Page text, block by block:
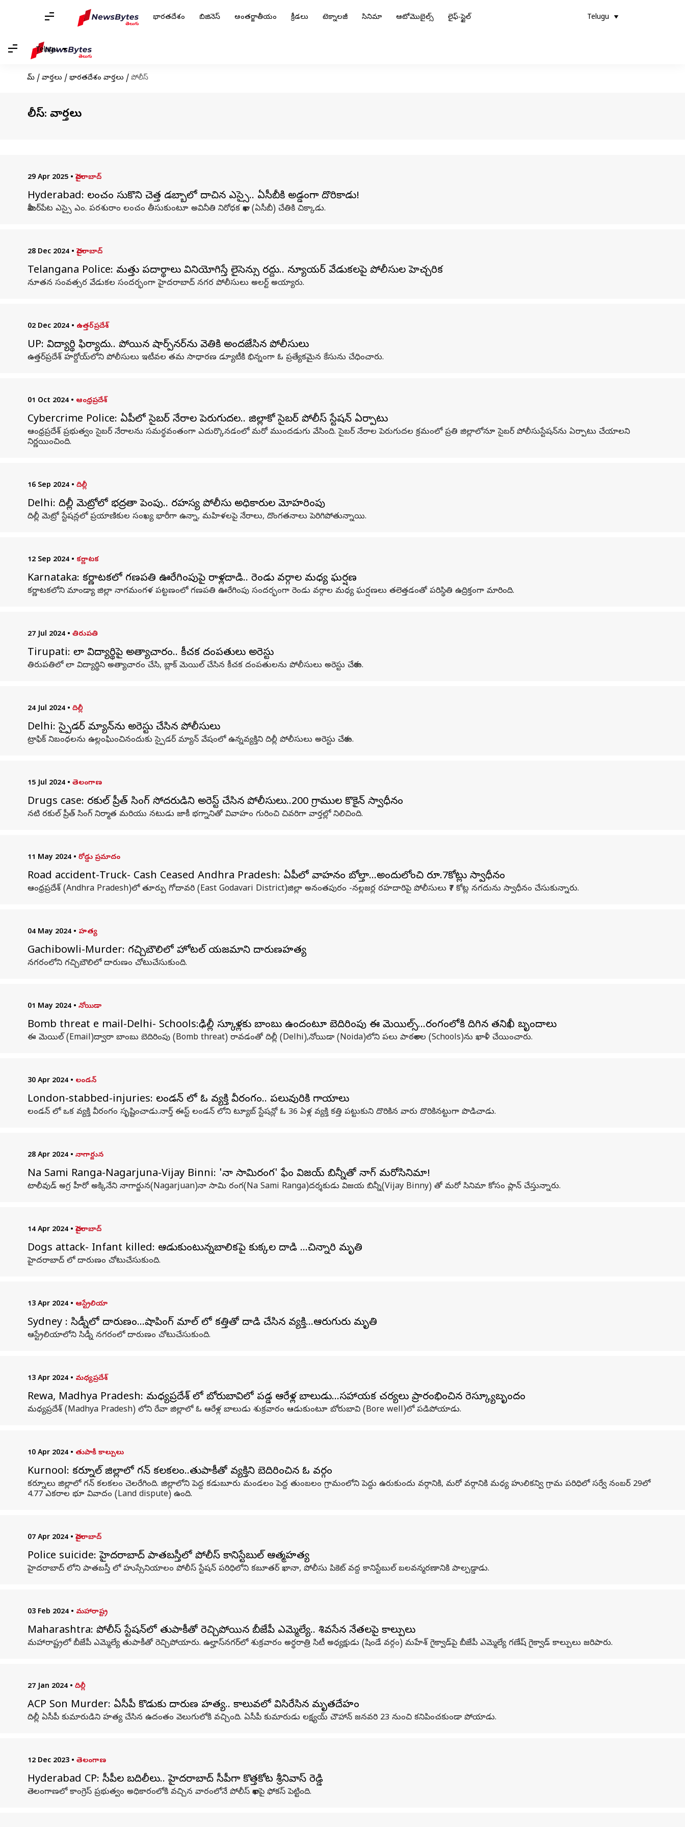
భారతదేశం బిజినెస్ అంతర్జాతీయం క్రీడలు టెక్నాలజీ సినిమా ఆటోమొబైల్స్ లైఫ్-స్టైల్ Telugu
Telugu
హోమ్ / వార్తలు / భారతదేశం వార్తలు / పోలీస్
పోలీస్: వార్తలు
29 Apr 2025 • హైదరాబాద్
Hyderabad: లంచం తీసుకొని చెత్త డబ్బాలో దాచిన ఎస్సై.. ఏసీబీకి అడ్డంగా దొరికాడు!
శామీర్‌పేట ఎస్సై ఎం. పరశురాం లంచం తీసుకుంటూ అవినీతి నిరోధక శాఖ (ఏసీబీ) చేతికి చిక్కాడు.
28 Dec 2024 • హైదరాబాద్
Telangana Police: మత్తు పదార్థాలు వినియోగిస్తే లైసెన్సు రద్దు.. న్యూయర్ వేడుకలపై పోలీసుల హెచ్చరిక
నూతన సంవత్సర వేడుకల సందర్భంగా హైదరాబాద్‌ నగర పోలీసులు అలర్ట్‌ అయ్యారు.
02 Dec 2024 • ఉత్తర్‌ప్రదేశ్
UP: విద్యార్థి ఫిర్యాదు.. పోయిన షార్ప్‌నర్‌ను వెతికి అందజేసిన పోలీసులు
ఉత్తర్‌ప్రదేశ్‌ హర్దోయ్‌లోని పోలీసులు ఇటీవల తమ సాధారణ డ్యూటీకి భిన్నంగా ఓ ప్రత్యేకమైన కేసును చేధించారు.
01 Oct 2024 • ఆంధ్రప్రదేశ్
Cybercrime Police: ఏపీలో సైబర్ నేరాల పెరుగుదల.. జిల్లాకో సైబర్ పోలీస్ స్టేషన్ ఏర్పాటు
ఆంధ్రప్రదేశ్‌ ప్రభుత్వం సైబర్‌ నేరాలను సమర్థవంతంగా ఎదుర్కొనడంలో మరో ముందడుగు వేసింది. సైబర్‌ నేరాల పెరుగుదల క్రమంలో ప్రతి జిల్లాలోనూ సైబర్‌ పోలీసుస్టేషన్‌ను ఏర్పాటు చేయాలని
నిర్ణయించింది.
16 Sep 2024 • దిల్లీ
Delhi: దిల్లీ మెట్రోలో భద్రతా పెంపు.. రహస్య పోలీసు అధికారుల మోహరింపు
దిల్లీ మెట్రో స్టేషన్లలో ప్రయాణికుల సంఖ్య భారీగా ఉన్నా, మహిళలపై నేరాలు, దొంగతనాలు పెరిగిపోతున్నాయి.
12 Sep 2024 • కర్ణాటక
Karnataka: కర్ణాటకలో గణపతి ఊరేగింపుపై రాళ్లదాడి.. రెండు వర్గాల మధ్య ఘర్షణ
కర్ణాటకలోని మాండ్యా జిల్లా నాగమంగళ పట్టణంలో గణపతి ఊరేగింపు సందర్భంగా రెండు వర్గాల మధ్య ఘర్షణలు తలెత్తడంతో పరిస్థితి ఉద్రిక్తంగా మారింది.
27 Jul 2024 • తిరుపతి
Tirupati: లా విద్యార్థిపై అత్యాచారం.. కీచక దంపతులు అరెస్టు
తిరుపతిలో లా విద్యార్థిని అత్యాచారం చేసి, బ్లాక్ మెయిల్ చేసిన కీచక దంపతులను పోలీసులు అరెస్టు చేశారు.
24 Jul 2024 • దిల్లీ
Delhi: స్పైడర్ మ్యాన్‌ను అరెస్టు చేసిన పోలీసులు
ట్రాఫిక్ నిబంధలను ఉల్లంఘించినందుకు స్పైడర్ మ్యాన్ వేషంలో ఉన్నవ్యక్తిని దిల్లీ పోలీసులు అరెస్టు చేశారు.
15 Jul 2024 • తెలంగాణ
Drugs case: రకుల్ ప్రీత్ సింగ్ సోదరుడిని అరెస్ట్ చేసిన పోలీసులు..200 గ్రాముల కొకైన్ స్వాధీనం
నటి రకుల్ ప్రీత్ సింగ్ నిర్మాత మరియు నటుడు జాకీ భగ్నానితో వివాహం గురించి చివరిగా వార్తల్లో నిలిచింది.
11 May 2024 • రోడ్డు ప్రమాదం
Road accident-Truck- Cash Ceased Andhra Pradesh: ఏపీలో వాహనం బోల్తా...అందులోంచి రూ.7కోట్లు స్వాధీనం
ఆంధ్రప్రదేశ్‌ (Andhra Pradesh)లో తూర్పు గోదావరి (East Godavari District)జిల్లా అనంతపురం -నల్లజర్ల రహదారిపై పోలీసులు ₹7 కోట్ల నగదును స్వాధీనం చేసుకున్నారు.
04 May 2024 • హత్య
Gachibowli-Murder: గచ్చిబౌలిలో హోటల్​ యజమాని దారుణహత్య
నగరంలోని గచ్చిబౌలిలో దారుణం చోటుచేసుకుంది.
01 May 2024 • నోయిడా
Bomb threat e mail-Delhi- Schools:ఢిల్లీ స్కూళ్లకు బాంబు ఉందంటూ బెదిరింపు ఈ మెయిల్స్...రంగంలోకి దిగిన తనిఖీ బృందాలు
ఈ మెయిల్ (Email)ద్వారా బాంబు బెదిరింపు (Bomb threat) రావడంతో దిల్లీ (Delhi),నోయిడా (Noida)లోని పలు పాఠశాలల (Schools)ను ఖాళీ చేయించారు.
30 Apr 2024 • లండన్
London-stabbed-injuries: లండన్​ లో ఓ వ్యక్తి వీరంగం.. పలువురికి గాయాలు
లండన్ లో ఒక వ్యక్తి వీరంగం సృష్టించాడు.నార్త్​ ఈస్ట్​ లండన్ లోని ట్యూబ్​ స్టేషన్లో ఓ 36 ఏళ్ల వ్యక్తి కత్తి పట్టుకుని దొరికిన వారు దొరికినట్టుగా పొడిచాడు.
28 Apr 2024 • నాగార్జున
Na Sami Ranga-Nagarjuna-Vijay Binni: 'నా సామిరంగ' ఫేం విజయ్ బిన్నీతో నాగ్ మరోసినిమా!
టాలీవుడ్ అగ్ర హీరో అక్కినేని నాగార్జున(Nagarjuan)నా సామి రంగ(Na Sami Ranga)దర్శకుడు విజయ బిన్నీ(Vijay Binny) తో మరో సినిమా కోసం ప్లాన్ చేస్తున్నారు.
14 Apr 2024 • హైదరాబాద్
Dogs attack- Infant killed: ఆడుకుంటున్నబాలికపై కుక్కల దాడి ...చిన్నారి మృతి
హైదరాబాద్​ లో దారుణం చోటుచేసుకుంది.
13 Apr 2024 • ఆస్ట్రేలియా
Sydney : సిడ్నీలో దారుణం...షాపింగ్ మాల్ లో కత్తితో దాడి చేసిన వ్యక్తి...ఆరుగురు మృతి
ఆస్ట్రేలియాలోని సిడ్నీ నగరంలో దారుణం చోటుచేసుకుంది.
13 Apr 2024 • మధ్యప్రదేశ్
Rewa, Madhya Pradesh: మధ్యప్రదేశ్​ లో బోరుబావిలో పడ్డ ఆరేళ్ల బాలుడు...సహాయక చర్యలు ప్రారంభించిన రెస్క్యూబృందం
మధ్యప్రదేశ్ (Madhya Pradesh) లోని రేవా జిల్లాలో ఓ ఆరేళ్ల బాలుడు శుక్రవారం ఆడుకుంటూ బోరుబావి (Bore well)లో పడిపోయాడు.
10 Apr 2024 • తుపాకీ కాల్పులు
Kurnool: కర్నూల్ జిల్లాలో గన్ కలకలం..తుపాకీతో వ్యక్తిని బెదిరించిన ఓ వర్గం
కర్నూలు జిల్లాలో గన్ కలకలం చెలరేగింది. జిల్లాలోని పెద్ద కడుబూరు మండలం పెద్ద తుంబలం గ్రామంలోని పెద్దు ఉరుకుందు వర్గానికి, మరో వర్గానికి మధ్య హులికన్వి గ్రామ పరిధిలో సర్వే నంబర్ 29లో
4.77 ఎకరాల భూ వివాదం (Land dispute) ఉంది.
07 Apr 2024 • హైదరాబాద్
Police suicide: హైదరాబాద్ పాతబస్తీలో పోలీస్ కానిస్టేబుల్ ఆత్మహత్య
హైదరాబాద్​ లోని పాతబస్తీ లో హుస్సేనియాలం పోలీస్ స్టేషన్ పరిధిలోని కబూతర్ ఖానా, పోలీసు పికెట్ వద్ద కానిస్టేబుల్ బలవన్మరణానికి పాల్పడ్డాడు.
03 Feb 2024 • మహారాష్ట్ర
Maharashtra: పోలీస్ స్టేషన్‌లో తుపాకీతో రెచ్చిపోయిన బీజేపీ ఎమ్మెల్యే.. శివసేన నేతలపై కాల్పులు
మహారాష్ట్రలో బీజేపీ ఎమ్మెల్యే తుపాకీతో రెచ్చిపోయారు. ఉల్హాస్‌నగర్‌లో శుక్రవారం అర్థరాత్రి సిటీ అధ్యక్షుడు (షిండే వర్గం) మహేశ్ గైక్వాడ్‌పై బీజేపీ ఎమ్మెల్యే గణేష్ గైక్వాడ్ కాల్పులు జరిపారు.
27 Jan 2024 • దిల్లీ
ACP Son Murder: ఏసీపీ కొడుకు దారుణ హత్య.. కాలువలో విసిరేసిన మృతదేహం
దిల్లీ ఏసీపీ కుమారుడిని హత్య చేసిన ఉదంతం వెలుగులోకి వచ్చింది. ఏసీపీ కుమారుడు లక్ష్యయ్ చౌహాన్ జనవరి 23 నుంచి కనిపించకుండా పోయాడు.
12 Dec 2023 • తెలంగాణ
Hyderabad CP: సీపీల బదిలీలు.. హైదరాబాద్ సీపీగా కొత్తకోట శ్రీనివాస్ రెడ్డి
తెలంగాణలో కాంగ్రెస్ ప్రభుత్వం అధికారంలోకి వచ్చిన వారంలోనే పోలీస్ శాఖపై ఫోకస్ పెట్టింది.